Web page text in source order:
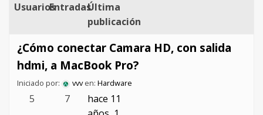
UsuariosEntradasÚltima
publicación
¿Cómo conectar Camara HD, con salida
hdmi, a MacBook Pro?
Iniciado por: vvv en: Hardware
5 7
hace 11